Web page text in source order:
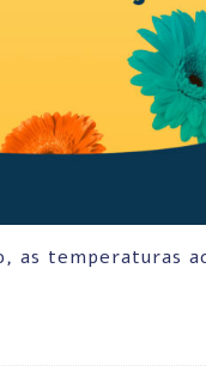
as temperaturas